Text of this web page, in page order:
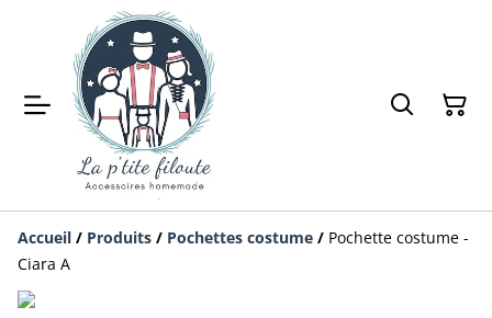
Accueil / Produits / Pochettes costume / Pochette costume -
Ciara A